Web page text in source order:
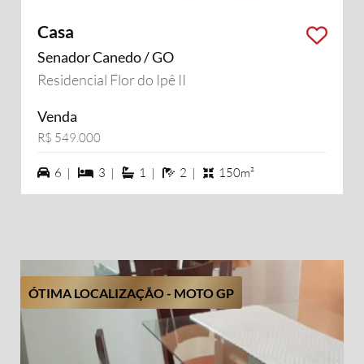
Casa
Senador Canedo / GO
Residencial Flor do Ipê II
Venda
R$ 549.000
6 vagas na garagem
6 | 3 dormiórios
3 | 1 suítes
1 | 2 banheiros
2 | 150m²
ÓTIMA LOCALIZAÇÃO - MOTO GP